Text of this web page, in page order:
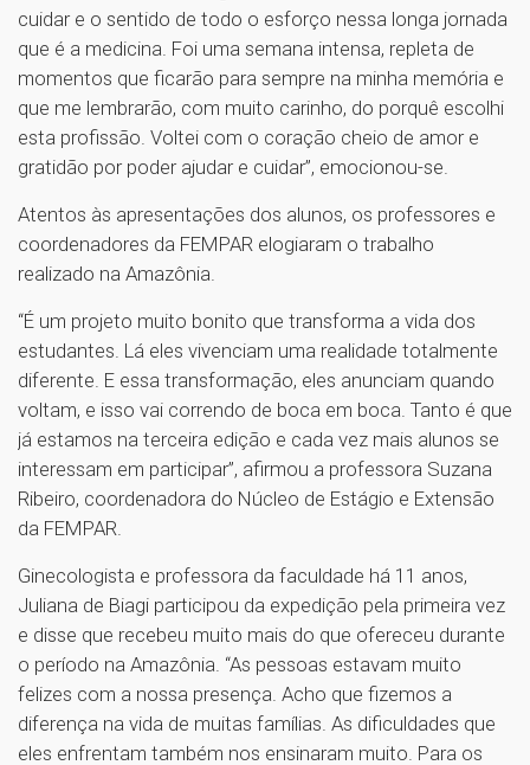
cuidar e o sentido de todo o esforço nessa longa jornada
que é a medicina. Foi uma semana intensa, repleta de
momentos que ficarão para sempre na minha memória e
que me lembrarão, com muito carinho, do porquê escolhi
esta profissão. Voltei com o coração cheio de amor e
gratidão por poder ajudar e cuidar”, emocionou-se.
Atentos às apresentações dos alunos, os professores e
coordenadores da FEMPAR elogiaram o trabalho
realizado na Amazônia.
“É um projeto muito bonito que transforma a vida dos
estudantes. Lá eles vivenciam uma realidade totalmente
diferente. E essa transformação, eles anunciam quando
voltam, e isso vai correndo de boca em boca. Tanto é que
já estamos na terceira edição e cada vez mais alunos se
interessam em participar”, afirmou a professora Suzana
Ribeiro, coordenadora do Núcleo de Estágio e Extensão
da FEMPAR.
Ginecologista e professora da faculdade há 11 anos,
Juliana de Biagi participou da expedição pela primeira vez
e disse que recebeu muito mais do que ofereceu durante
o período na Amazônia. “As pessoas estavam muito
felizes com a nossa presença. Acho que fizemos a
diferença na vida de muitas famílias. As dificuldades que
eles enfrentam também nos ensinaram muito. Para os